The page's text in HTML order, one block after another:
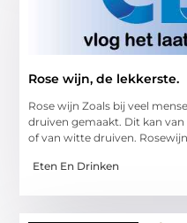
Rose wijn, de lekkerste.
Rose wijn Zoals bij veel
druiven gemaakt. Dit kan
of van witte druiven. Rosewijn
Eten En Drinken